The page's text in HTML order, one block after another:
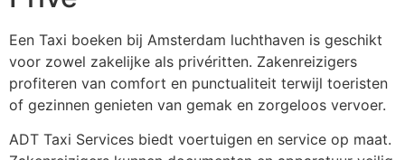
Een Taxi boeken bij Amsterdam luchthaven is geschikt
voor zowel zakelijke als privéritten. Zakenreizigers
profiteren van comfort en punctualiteit terwijl toeristen
of gezinnen genieten van gemak en zorgeloos vervoer.
ADT Taxi Services biedt voertuigen en service op maat.